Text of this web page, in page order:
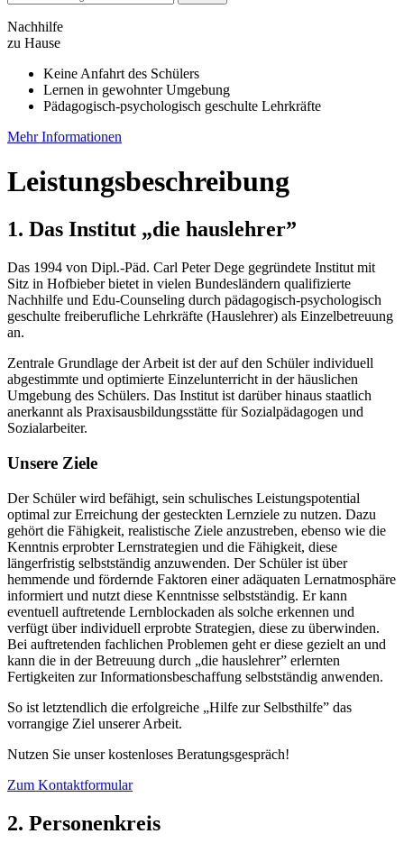
Nachhilfe
zu Hause
Keine Anfahrt des Schülers
Lernen in gewohnter Umgebung
Pädagogisch-psychologisch geschulte Lehrkräfte
Mehr Informationen
Leistungsbeschreibung
1. Das Institut „die hauslehrer”
Das 1994 von Dipl.-Päd. Carl Peter Dege gegründete Institut mit
Sitz in Hofbieber bietet in vielen Bundesländern qualifizierte
Nachhilfe und Edu-Counseling durch pädagogisch-psychologisch
geschulte freiberufliche Lehrkräfte (Hauslehrer) als Einzelbetreuung
an.
Zentrale Grundlage der Arbeit ist der auf den Schüler individuell
abgestimmte und optimierte Einzelunterricht in der häuslichen
Umgebung des Schülers. Das Institut ist darüber hinaus staatlich
anerkannt als Praxisausbildungsstätte für Sozialpädagogen und
Sozialarbeiter.
Unsere Ziele
Der Schüler wird befähigt, sein schulisches Leistungspotential
optimal zur Erreichung der gesteckten Lernziele zu nutzen. Dazu
gehört die Fähigkeit, realistische Ziele anzustreben, ebenso wie die
Kenntnis erprobter Lernstrategien und die Fähigkeit, diese
längerfristig selbstständig anzuwenden. Der Schüler ist über
hemmende und fördernde Faktoren einer adäquaten Lernatmosphäre
informiert und nutzt diese Kenntnisse selbstständig. Er kann
eventuell auftretende Lernblockaden als solche erkennen und
verfügt über individuell erprobte Strategien, diese zu überwinden.
Bei auftretenden fachlichen Problemen geht er diese gezielt an und
kann die in der Betreuung durch „die hauslehrer” erlernten
Fertigkeiten zur Informationsbeschaffung selbstständig anwenden.
So ist letztendlich die erfolgreiche „Hilfe zur Selbsthilfe” das
vorrangige Ziel unserer Arbeit.
Nutzen Sie unser kostenloses Beratungsgespräch!
Zum Kontaktformular
2. Personenkreis